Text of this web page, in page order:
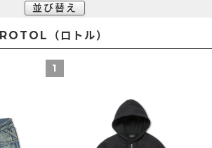
並び替え
ROTOL（ロトル）
1